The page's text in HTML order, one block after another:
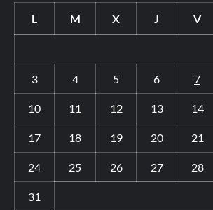
L M X J V
3 4 5 6 7
10 11 12 13 14
17 18 19 20 21
24 25 26 27 28
31